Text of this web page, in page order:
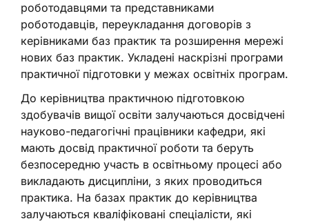
роботодавцями та представниками
роботодавців, переукладання договорів з
керівниками баз практик та розширення мережі
нових баз практик. Укладені наскрізні програми
практичної підготовки у межах освітніх програм.
До керівництва практичною підготовкою
здобувачів вищої освіти залучаються досвідчені
науково-педагогічні працівники кафедри, які
мають досвід практичної роботи та беруть
безпосередню участь в освітньому процесі або
викладають дисципліни, з яких проводиться
практика. На базах практик до керівництва
залучаються кваліфіковані спеціалісти, які